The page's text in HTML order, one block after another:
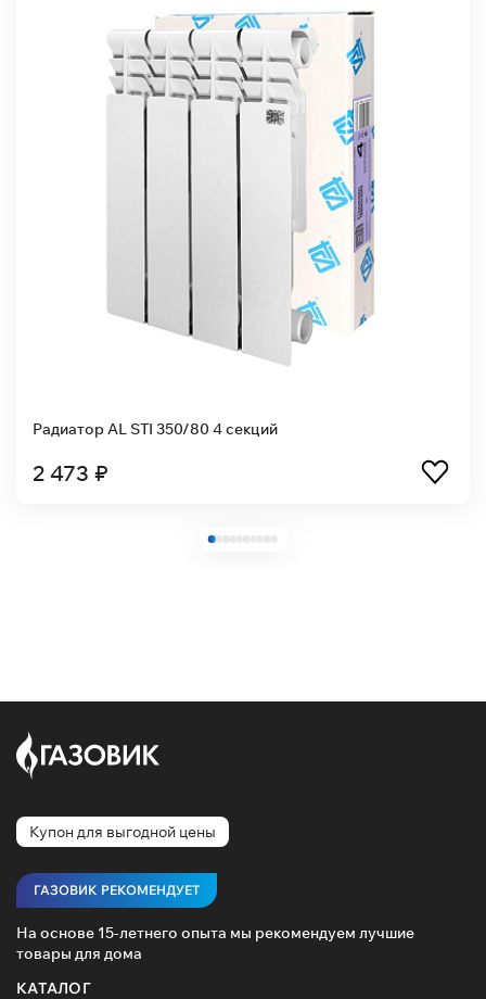
80 4 секций
Купон для выгодной цены
ГАЗОВИК РЕКОМЕНДУЕТ
На основе 15-летнего опыта мы рекомендуем лучшие
товары для дома
КАТАЛОГ